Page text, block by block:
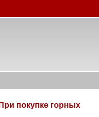
горных и